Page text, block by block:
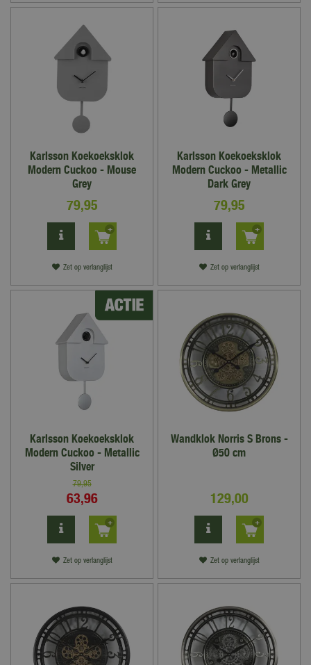
Karlsson Koekoeksklok
Modern Cuckoo - Mouse
Grey
79,95
Zet op verlanglijst
Karlsson Koekoeksklok
Modern Cuckoo - Metallic
Dark Grey
79,95
Zet op verlanglijst
Karlsson Koekoeksklok
Modern Cuckoo - Metallic
Silver
79,95
63,96
Zet op verlanglijst
Wandklok Norris S Brons -
Ø50 cm
129,00
Zet op verlanglijst